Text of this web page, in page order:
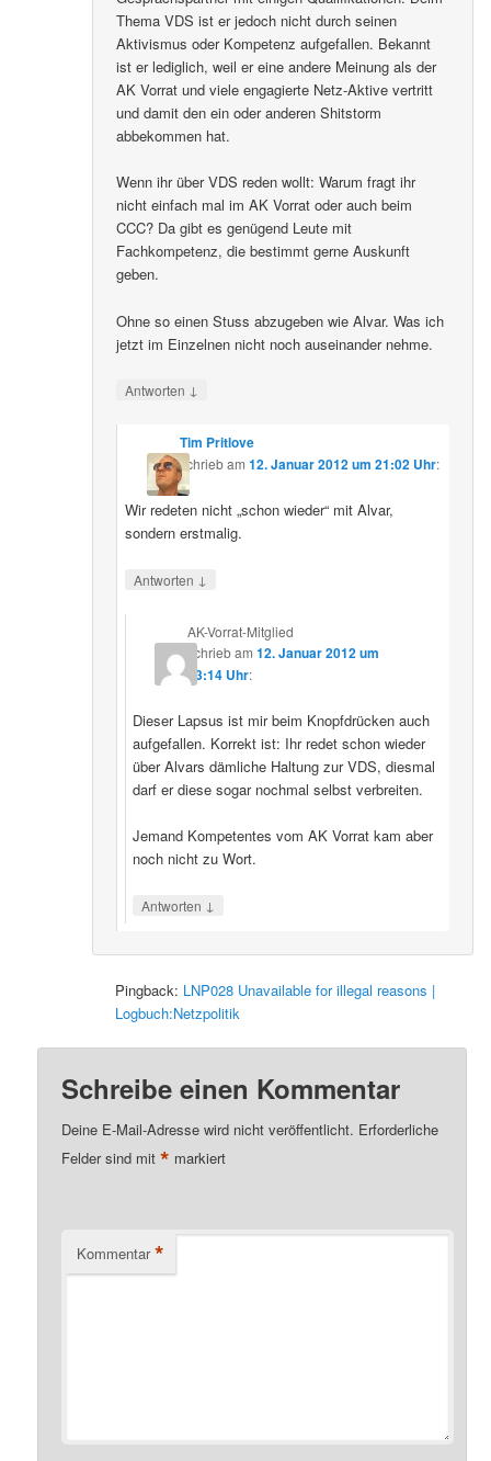
Thema VDS ist er jedoch nicht durch seinen
Aktivismus oder Kompetenz aufgefallen. Bekannt
ist er lediglich, weil er eine andere Meinung als der
AK Vorrat und viele engagierte Netz-Aktive vertritt
und damit den ein oder anderen Shitstorm
abbekommen hat.
Wenn ihr über VDS reden wollt: Warum fragt ihr
nicht einfach mal im AK Vorrat oder auch beim
CCC? Da gibt es genügend Leute mit
Fachkompetenz, die bestimmt gerne Auskunft
geben.
Ohne so einen Stuss abzugeben wie Alvar. Was ich
jetzt im Einzelnen nicht noch auseinander nehme.
Antworten ↓
Tim Pritlove
schriebam 12. Januar 2012 um 21:02 Uhr:
Wir redeten nicht „schon wieder“ mit Alvar,
sondern erstmalig.
Antworten ↓
AK-Vorrat-Mitglied
schriebam12. Januar 2012 um
23:14 Uhr:
Dieser Lapsus ist mir beim Knopfdrücken auch
aufgefallen. Korrekt ist: Ihr redet schon wieder
über Alvars dämliche Haltung zur VDS, diesmal
darf er diese sogar nochmal selbst verbreiten.
Jemand Kompetentes vom AK Vorrat kam aber
noch nicht zu Wort.
Antworten ↓
Pingback: LNP028 Unavailable for illegal reasons |
Logbuch:Netzpolitik
Schreibe einen Kommentar
Deine E-Mail-Adresse wird nicht veröffentlicht. Erforderliche
Felder sind mit* markiert
Kommentar *